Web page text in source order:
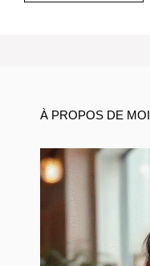
À PROPOS DE MOI